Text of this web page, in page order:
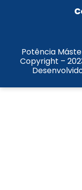
Potência
Copyright –